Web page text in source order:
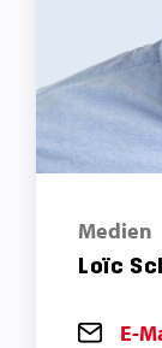
Medien
Loïc
E-